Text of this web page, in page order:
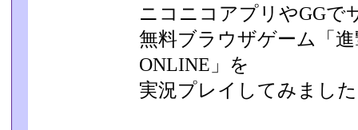
ニコニコアプリやGGで
無料ブラウザゲーム「
ONLINE」を
実況プレイしてみまし